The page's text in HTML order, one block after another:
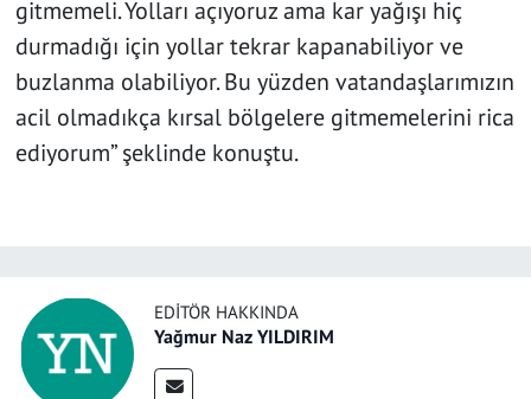
gitmemeli. Yolları açıyoruz ama kar yağışı hiç
durmadığı için yollar tekrar kapanabiliyor ve
buzlanma olabiliyor. Bu yüzden vatandaşlarımızın
acil olmadıkça kırsal bölgelere gitmemelerini rica
ediyorum” şeklinde konuştu.
EDITÖR HAKKINDA
Yağmur Naz YILDIRIM